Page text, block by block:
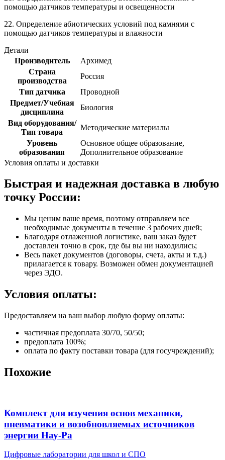
помощью датчиков температуры и освещенности
22. Определение абиотических условий под камнями с
помощью датчиков температуры и влажности
Детали
Производитель
Архимед
Страна
производства
Россия
Тип датчика
Проводной
Предмет/Учебная
дисциплина
Биология
Вид оборудования/
Тип товара
Методические материалы
Уровень
образования
Основное общее образование,
Дополнительное образование
Условия оплаты и доставки
Быстрая и надежная доставка в любую
точку России:
Мы ценим ваше время, поэтому отправляем все
необходимые документы в течение 3 рабочих дней;
Благодаря отлаженной логистике, ваш заказ будет
доставлен точно в срок, где бы вы ни находились;
Весь пакет документов (договоры, счета, акты и т.д.)
прилагается к товару. Возможен обмен документацией
через ЭДО.
Условия оплаты:
Предоставляем на ваш выбор любую форму оплаты:
частичная предоплата 30/70, 50/50;
предоплата 100%;
оплата по факту поставки товара (для госучреждений);
Похожие
Комплект для изучения основ механики,
пневматики и возобновляемых источников
энергии Нау-Ра
Цифровые лаборатории для школ и СПО